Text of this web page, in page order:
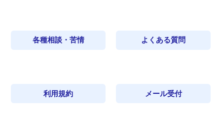
各種相談・苦情 よくある質問
利用規約 メール受付